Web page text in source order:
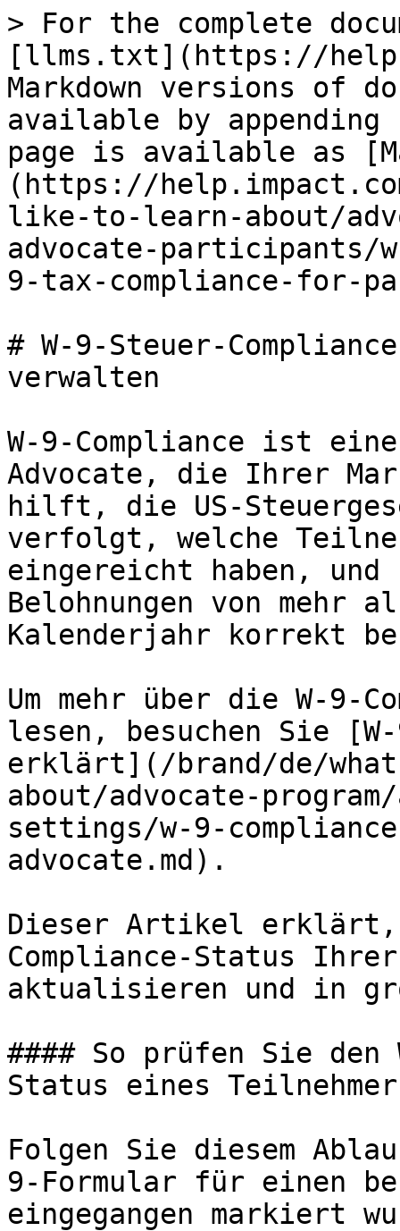
> For the complete
[llms.txt](https://
Markdown versions of
available by
page is available as
(https://
like-to-learn-about/
advocate-participants/
9-tax-compliance-for-
# W-9-Steuer-
verwalten
W-9-Compliance ist
Advocate, die Ihrer
hilft, die US-
verfolgt, welche
eingereicht haben,
Belohnungen von mehr
Kalenderjahr korrekt
Um mehr über die W-9-
lesen, besuchen Sie
erklärt](/brand/de/
about/advocate-
settings/w-9-
advocate.md).
Dieser Artikel erklärt,
Compliance-Status
aktualisieren und in
#### So prüfen Sie den
Status eines
Folgen Sie diesem
9-Formular für einen
eingegangen markiert